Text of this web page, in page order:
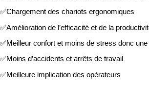
✅Chargement des chariots ergonomiques
✅Amélioration de l’efficacité et de la
✅Meilleur confort et moins de stress donc
✅Moins d’accidents et arrêts de travail
✅Meilleure implication des opérateurs